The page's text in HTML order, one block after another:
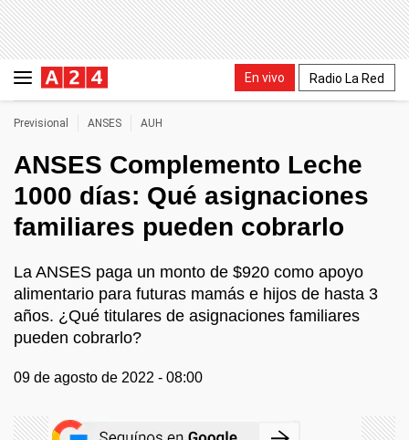
En vivo Radio La Red
Previsional ANSES AUH
ANSES Complemento Leche
1000 días: Qué asignaciones
familiares pueden cobrarlo
La ANSES paga un monto de $920 como apoyo
alimentario para futuras mamás e hijos de hasta 3
años. ¿Qué titulares de asignaciones familiares
pueden cobrarlo?
09 de agosto de 2022 - 08:00